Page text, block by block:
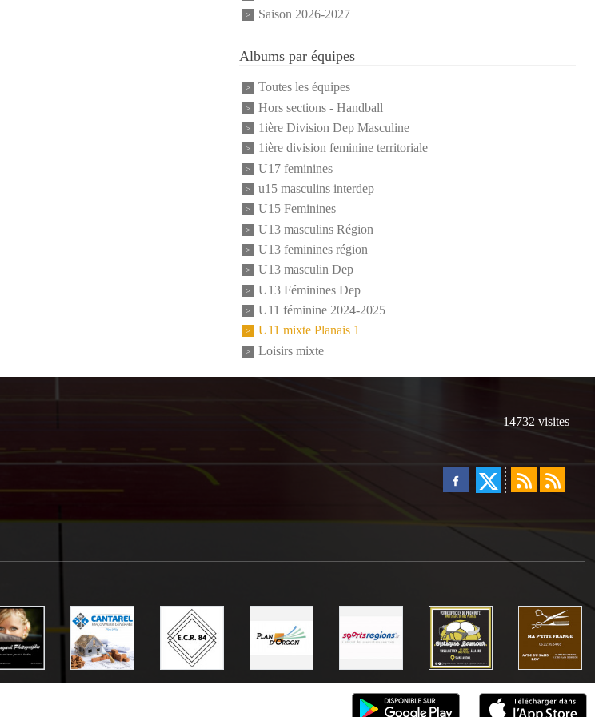
Saison 2026-2027
Albums par équipes
Toutes les équipes
Hors sections - Handball
1ière Division Dep Masculine
1ière division feminine territoriale
U17 feminines
u15 masculins interdep
U15 Feminines
U13 masculins Région
U13 feminines région
U13 masculin Dep
U13 Féminines Dep
U11 féminine 2024-2025
U11 mixte Planais 1
Loisirs mixte
14732 visites